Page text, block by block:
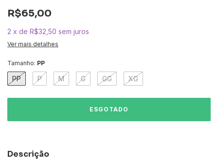
R$65,00
2 x de R$32,50 sem juros
Ver mais detalhes
Tamanho: PP
PP P M G GG XG
Descrição